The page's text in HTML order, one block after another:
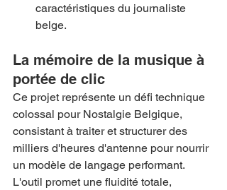
caractéristiques du journaliste
belge.
La mémoire de la musique à
portée de clic
Ce projet représente un défi technique
colossal pour Nostalgie Belgique,
consistant à traiter et structurer des
milliers d'heures d'antenne pour nourrir
un modèle de langage performant.
L'outil promet une fluidité totale,